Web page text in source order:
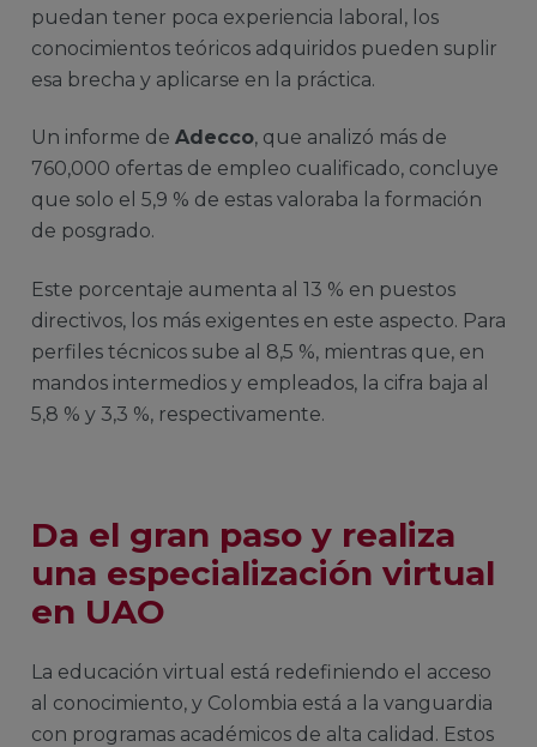
puedan tener poca experiencia laboral, los
conocimientos teóricos adquiridos pueden suplir
esa brecha y aplicarse en la práctica.
Un informe de Adecco, que analizó más de
760,000 ofertas de empleo cualificado, concluye
que solo el 5,9 % de estas valoraba la formación
de posgrado.
Este porcentaje aumenta al 13 % en puestos
directivos, los más exigentes en este aspecto. Para
perfiles técnicos sube al 8,5 %, mientras que, en
mandos intermedios y empleados, la cifra baja al
5,8 % y 3,3 %, respectivamente.
Da el gran paso y realiza
una especialización virtual
en UAO
La educación virtual está redefiniendo el acceso
al conocimiento, y Colombia está a la vanguardia
con programas académicos de alta calidad. Estos